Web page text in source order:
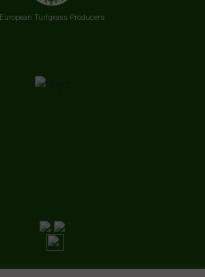
European Turfgrass Producers